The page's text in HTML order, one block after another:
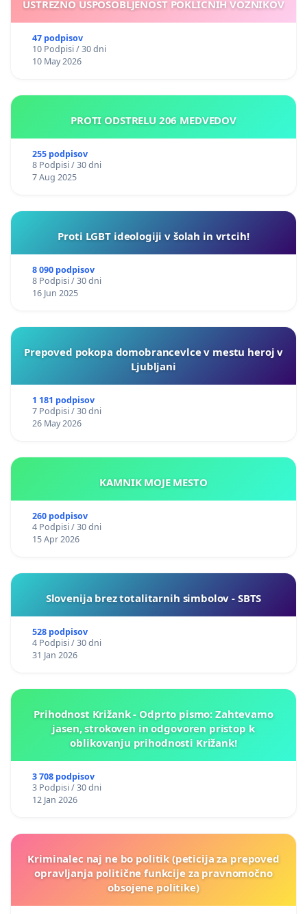
USTREZNO USPOSOBLJENOST POKLICNIH VOZNIKOV
47 podpisov
10 Podpisi / 30 dni
10 May 2026
PROTI ODSTRELU 206 MEDVEDOV
255 podpisov
8 Podpisi / 30 dni
7 Aug 2025
Proti LGBT ideologiji v šolah in vrtcih!
8 090 podpisov
8 Podpisi / 30 dni
16 Jun 2025
Prepoved pokopa domobrancevlce v mestu heroj v
Ljubljani
1 181 podpisov
7 Podpisi / 30 dni
26 May 2026
KAMNIK MOJE MESTO
260 podpisov
4 Podpisi / 30 dni
15 Apr 2026
Slovenija brez totalitarnih simbolov - SBTS
528 podpisov
4 Podpisi / 30 dni
31 Jan 2026
Prihodnost Križank - Odprto pismo: Zahtevamo
jasen, strokoven in odgovoren pristop k
oblikovanju prihodnosti Križank!
3 708 podpisov
3 Podpisi / 30 dni
12 Jan 2026
Kriminalec naj ne bo politik (peticija za prepoved
opravljanja politične funkcije za pravnomočno
obsojene politike)